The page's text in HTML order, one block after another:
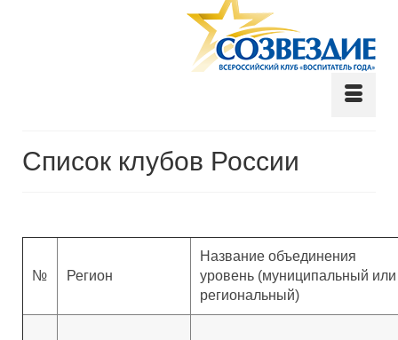
Cписок клубов России
№ Регион
Название объединения
уровень (муниципальный или
региональный)